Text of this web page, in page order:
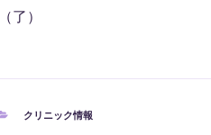
（了）
カ
クリニック情報